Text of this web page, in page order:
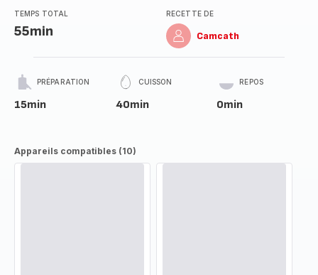
TEMPS TOTAL
55min
RECETTE DE
Camcath
PRÉPARATION
15min
CUISSON
40min
REPOS
0min
Appareils compatibles (10)